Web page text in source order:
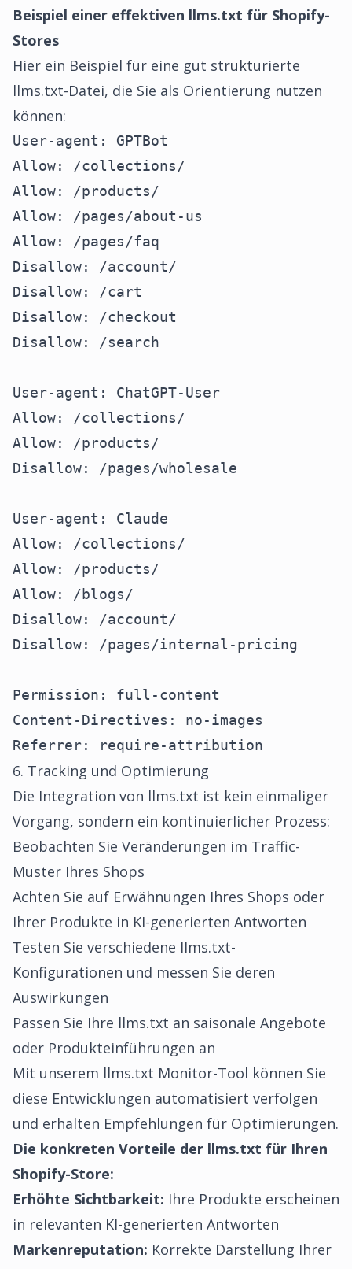
Beispiel einer effektiven llms.txt für Shopify-
Stores
Hier ein Beispiel für eine gut strukturierte
llms.txt-Datei, die Sie als Orientierung nutzen
können:
User-agent: GPTBot
Allow: /collections/
Allow: /products/
Allow: /pages/about-us
Allow: /pages/faq
Disallow: /account/
Disallow: /cart
Disallow: /checkout
Disallow: /search
User-agent: ChatGPT-User
Allow: /collections/
Allow: /products/
Disallow: /pages/wholesale
User-agent: Claude
Allow: /collections/
Allow: /products/
Allow: /blogs/
Disallow: /account/
Disallow: /pages/internal-pricing
Permission: full-content
Content-Directives: no-images
Referrer: require-attribution
6. Tracking und Optimierung
Die Integration von llms.txt ist kein einmaliger
Vorgang, sondern ein kontinuierlicher Prozess:
Beobachten Sie Veränderungen im Traffic-
Muster Ihres Shops
Achten Sie auf Erwähnungen Ihres Shops oder
Ihrer Produkte in KI-generierten Antworten
Testen Sie verschiedene llms.txt-
Konfigurationen und messen Sie deren
Auswirkungen
Passen Sie Ihre llms.txt an saisonale Angebote
oder Produkteinführungen an
Mit unserem llms.txt Monitor-Tool können Sie
diese Entwicklungen automatisiert verfolgen
und erhalten Empfehlungen für Optimierungen.
Die konkreten Vorteile der llms.txt für Ihren
Shopify-Store:
Erhöhte Sichtbarkeit: Ihre Produkte erscheinen
in relevanten KI-generierten Antworten
Markenreputation: Korrekte Darstellung Ihrer